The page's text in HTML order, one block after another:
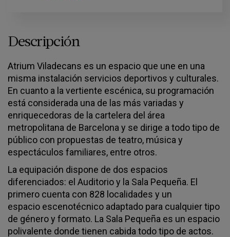
Descripción
Atrium Viladecans es un espacio que une en una
misma instalación servicios deportivos y culturales.
En cuanto a la vertiente escénica, su programación
está considerada una de las más variadas y
enriquecedoras de la cartelera del área
metropolitana de Barcelona y se dirige a todo tipo de
público con propuestas de teatro, música y
espectáculos familiares, entre otros.
La equipación dispone de dos espacios
diferenciados: el Auditorio y la Sala Pequeña. El
primero cuenta con 828 localidades y un
espacio escenotécnico adaptado para cualquier tipo
de género y formato. La Sala Pequeña es un espacio
polivalente donde tienen cabida todo tipo de actos.